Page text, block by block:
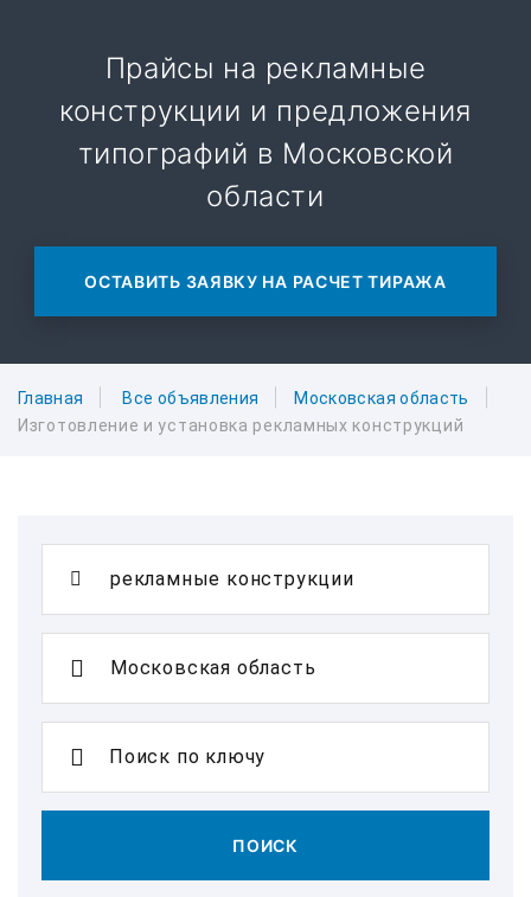
Прайсы на рекламные
конструкции и предложения
типографий в Московской
области
ОСТАВИТЬ ЗАЯВКУ НА РАСЧЕТ ТИРАЖА
Главная Все объявления
Московская область
Изготовление и установка рекламных конструкций
Поиск по ключу
ПОИСК